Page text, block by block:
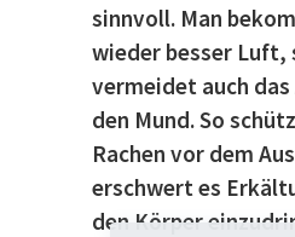
sinnvoll. Man
wieder besser Luft,
vermeidet auch
den Mund. So
Rachen vor dem
erschwert es
den Körper